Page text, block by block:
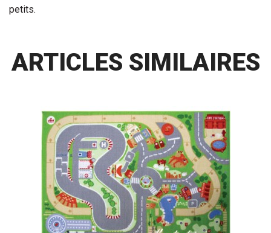
petits.
ARTICLES SIMILAIRES